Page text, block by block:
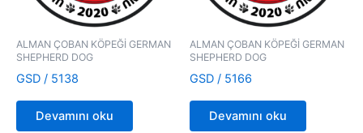
ALMAN ÇOBAN KÖPEĞİ GERMAN
SHEPHERD DOG
GSD / 5138
Devamını oku
ALMAN ÇOBAN KÖPEĞİ GERMAN
SHEPHERD DOG
GSD / 5166
Devamını oku